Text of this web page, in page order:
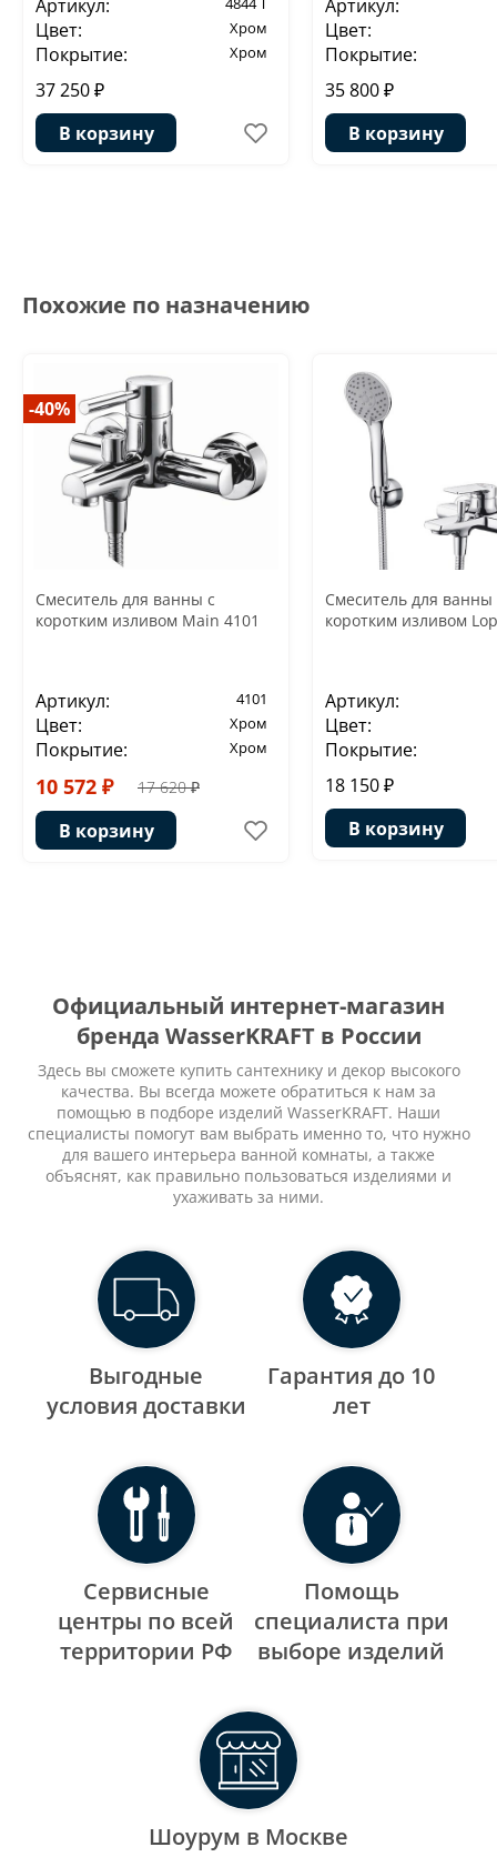
Артикул:
Цвет: Хром
Покрытие: Хром
37 250 ₽
В корзину
Артикул:
Цвет:
Покрытие:
35 800 ₽
В корзину
Похожие по назначению
-40%
Смеситель для ванны с
коротким изливом Main 4101
Артикул: 4101
Цвет: Хром
Покрытие: Хром
10 572 ₽ 17 620 ₽
В корзину
Смеситель для ванны
коротким изливом
Артикул:
Цвет:
Покрытие:
18 150 ₽
В корзину
Официальный интернет-магазин
бренда WasserKRAFT в России
Здесь вы сможете купить сантехнику и декор высокого
качества. Вы всегда можете обратиться к нам за
помощью в подборе изделий WasserKRAFT. Наши
специалисты помогут вам выбрать именно то, что нужно
для вашего интерьера ванной комнаты, а также
объяснят, как правильно пользоваться изделиями и
ухаживать за ними.
Выгодные
уcловия доставки
Гарантия до 10
лет
Сервисные
центры по всей
территории РФ
Помощь
специалиста при
выборе изделий
Шоурум в Москве